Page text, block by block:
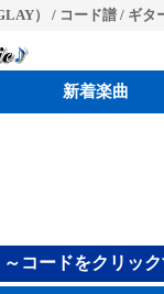
） / コード譜 / ギタ
新着楽曲
～コードをクリッ